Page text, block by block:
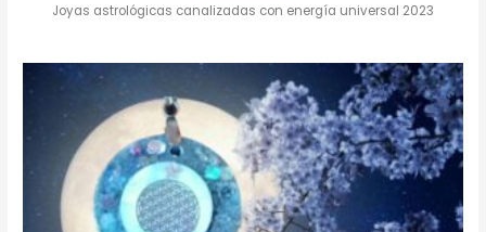
Joyas astrológicas canalizadas con energía universal 2023